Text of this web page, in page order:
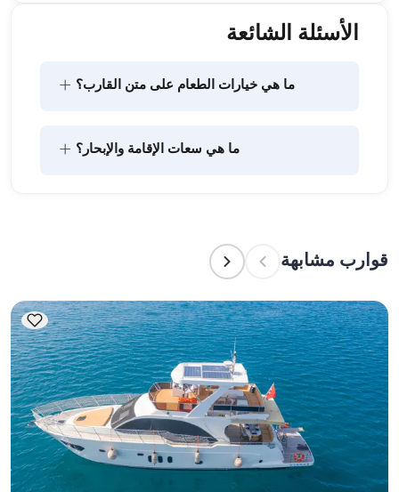
الأسئلة الشائعة
ما هي خيارات الطعام على متن القارب؟ +
ما هي سعات الإقامة والإبحار؟ +
للإيجارات اليومية، فتنطبق سعة الإبحار.
قوارب مشابهة